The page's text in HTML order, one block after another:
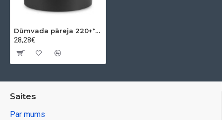
Dūmvada pāreja 220+*200-
28,28€
Saites
Par mums